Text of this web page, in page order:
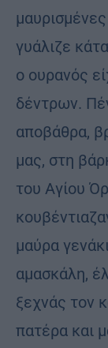
γυάλιζε
ο ουρανός
δέντρων.
αποβάθρα,
μας, στη
του Αγίου
μαύρα
αμασκάλη,
ξεχνάς τον
πατέρα και